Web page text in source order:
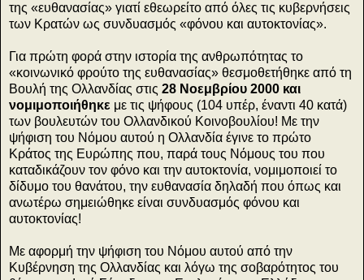
της «ευθανασίας» γιατί εθεωρείτο από όλες τις κυβερνήσεις
των Κρατών ως συνδυασμός «φόνου και αυτοκτονίας».
Για πρώτη φορά στην ιστορία της ανθρωπότητας το
«κοινωνικό φρούτο της ευθανασίας» θεσμοθετήθηκε από τη
Βουλή της Ολλανδίας στις 28 Νοεμβρίου 2000 και
νομιμοποιήθηκε με τις ψήφους (104 υπέρ, έναντι 40 κατά)
των βουλευτών του Ολλανδικού Κοινοβουλίου! Με την
ψήφιση του Νόμου αυτού η Ολλανδία έγινε το πρώτο
Κράτος της Ευρώπης που, παρά τους Νόμους του που
καταδικάζουν τον φόνο και την αυτοκτονία, νομιμοποιεί το
δίδυμο του θανάτου, την ευθανασία δηλαδή που όπως και
ανωτέρω σημειώθηκε είναι συνδυασμός φόνου και
αυτοκτονίας!
Με αφορμή την ψήφιση του Νόμου αυτού από την
Κυβέρνηση της Ολλανδίας και λόγω της σοβαρότητος του